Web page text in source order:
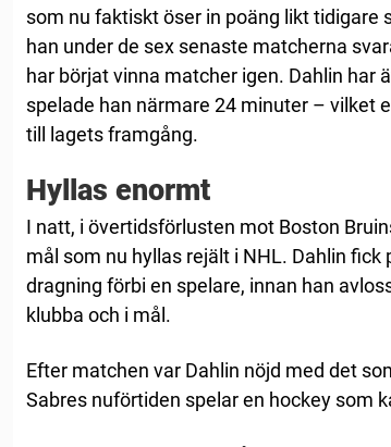
som nu faktiskt öser in poäng likt tidigare
han under de sex senaste matcherna
har börjat vinna matcher igen. Dahlin har
spelade han närmare 24 minuter – vilket
till lagets framgång.
Hyllas enormt
I natt, i övertidsförlusten mot Boston
mål som nu hyllas rejält i NHL. Dahlin
dragning förbi en spelare, innan han
klubba och i mål.
Efter matchen var Dahlin nöjd med det
Sabres nuförtiden spelar en hockey som